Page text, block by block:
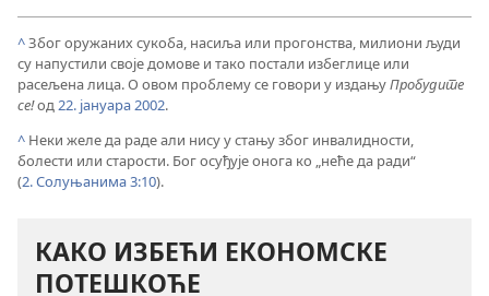
^Због оружаних сукоба, насиља или прогонства, милиони људи
су напустили своје домове и тако постали избеглице или
расељена лица. О овом проблему се говори у издањуПробудите
се!од22. јануара 2002.
^ Неки желе да раде али нису у стању због инвалидности,
болести или старости. Бог осуђује онога ко „неће да ради“
(2. Солуњанима 3:10).
КАКО ИЗБЕЋИ ЕКОНОМСКЕ
ПОТЕШКОЋЕ